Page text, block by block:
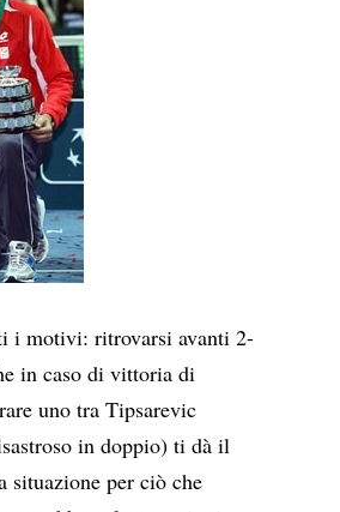
i motivi: ritrovarsi avanti 2-
in caso di vittoria di
uno tra Tipsarevic
in doppio) ti dà il
situazione per ciò che